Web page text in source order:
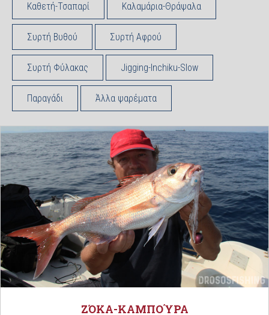
Καθετή-Τσαπαρί Καλαμάρια-Θράψαλα
Συρτή Βυθού Συρτή Αφρού
Συρτή Φύλακας Jigging-Inchiku-Slow
Παραγάδι Άλλα ψαρέματα
ΖΌΚΑ-ΚΑΜΠΟΎΡΑ